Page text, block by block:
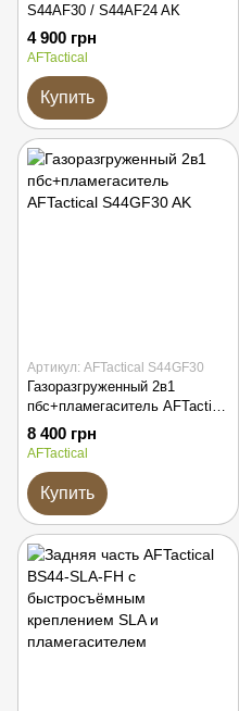
S44AF30 / S44AF24 AK
4 900 грн
AFTactical
Купить
Артикул: AFTactical S44GF30
Газоразгруженный 2в1
пбс+пламегаситель AFTactical
S44GF30 AK
8 400 грн
AFTactical
Купить